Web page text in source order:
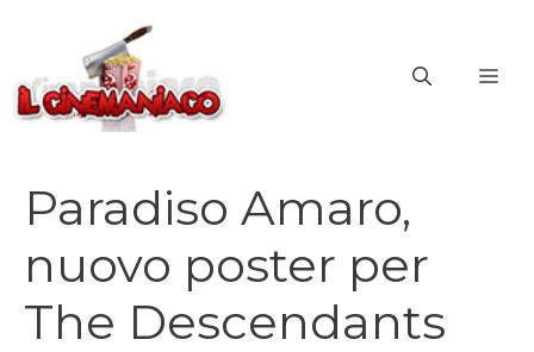
contenuto
Paradiso Amaro,
nuovo poster per
The Descendants